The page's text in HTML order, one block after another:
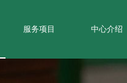
服务项目 中心介绍